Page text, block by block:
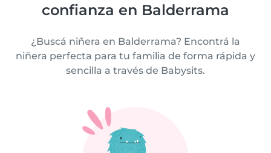
confianza en Balderrama
¿Buscá niñera en Balderrama? Encontrá la
niñera perfecta para tu familia de forma rápida y
sencilla a través de Babysits.